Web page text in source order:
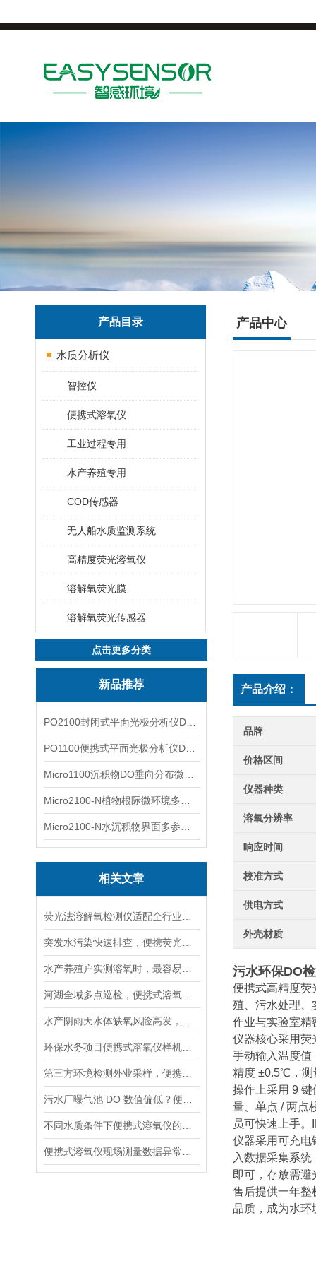
产品目录
水质分析仪
智控仪
便携式溶氧仪
工业过程专用
水产养殖专用
COD传感器
无人船水质监测系统
高精度荧光溶氧仪
溶解氧荧光膜
溶解氧荧光传感器
点击更多分类
新品推荐
相关文章
产品中心
产品介绍：
品牌
价格区间
仪器种类
溶氧分辨率
响应时间
校准方式
供电方式
外壳材质
污水环保DO
便携式高精度荧
殖、污水处理、
作业与实验室精
仪器核心采用荧
手动输入温度值
精度 ±0.5℃，测
操作上采用 9
量、单点 / 两点
员可快速上手
仪器采用可充电
入数据采集系
即可，存放需避
售后提供一年整
品质，成为水环